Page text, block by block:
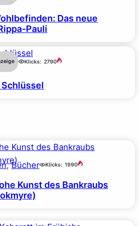
Das neue
Pauli
Klicks: 2790
, Bücher Klicks: 1990
Kunst des Bankraubs